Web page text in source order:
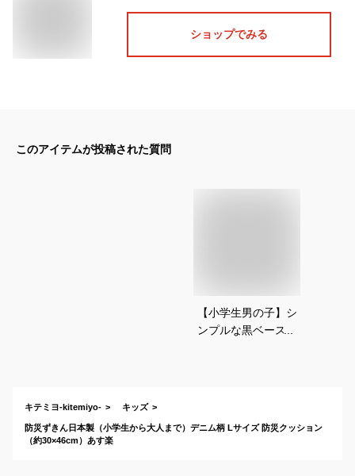
ショップでみる
このアイテムが投稿された質問
【小学生男の子】シ
ンプルな黒ベースの
キテミヨ-kitemiyo- キッズ
防災ずきん日本製（小学生から大人まで）デニム柄 Lサイズ 防災クッション
（約30×46cm）あす楽